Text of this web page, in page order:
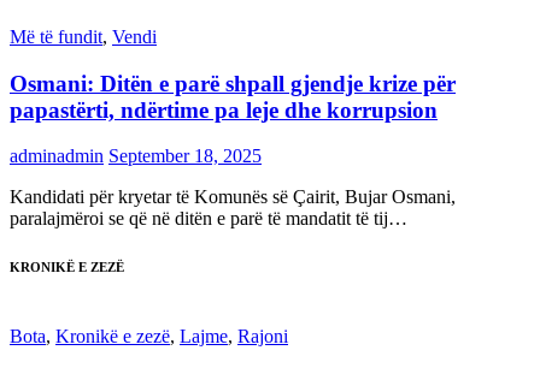
Më të fundit, Vendi
Osmani: Ditën e parë shpall gjendje krize për
papastërti, ndërtime pa leje dhe korrupsion
adminadmin September 18, 2025
Kandidati për kryetar të Komunës së Çairit, Bujar Osmani,
paralajmëroi se që në ditën e parë të mandatit të tij…
KRONIKË E ZEZË
Bota, Kronikë e zezë, Lajme, Rajoni